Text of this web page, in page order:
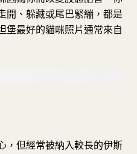
開、躲藏或尾巴緊繃，都是
堡最好的貓咪照片通常來自
，但經常被納入較長的伊斯